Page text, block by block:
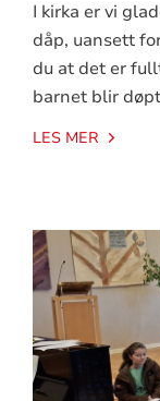
I kirka er vi
dåp, uansett
du at det er
barnet blir
LES MER